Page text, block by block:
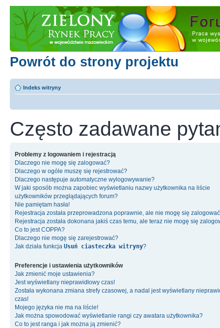
Powrót do strony projektu
Indeks witryny
Często zadawane
Problemy z logowaniem i rejestracją
Dlaczego nie mogę się zalogować?
Dlaczego w ogóle muszę się rejestrować?
Dlaczego następuje automatyczne wylogowywanie?
W jaki sposób można zapobiec wyświetlaniu nazwy użytkownika na liście
użytkowników przeglądających forum?
Nie pamiętam hasła!
Rejestracja została przeprowadzona poprawnie, ale nie mogę się
Rejestracja została dokonana jakiś czas temu, ale teraz nie mogę się
Co to jest COPPA?
Dlaczego nie mogę się zarejestrować?
Jak działa funkcja Usuń ciasteczka witryny?
Preferencje i ustawienia użytkowników
Jak zmienić moje ustawienia?
Jest wyświetlany nieprawidłowy czas!
Została wykonana zmiana strefy czasowej, a nadal jest wyświetlany
czas!
Mojego języka nie ma na liście!
Jak można spowodować wyświetlanie rangi czy awatara użytkownika?
Co to jest ranga i jak można ją zmienić?